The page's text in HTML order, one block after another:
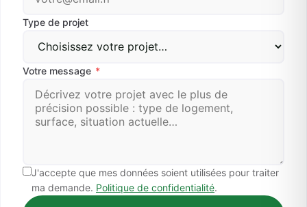
Type de projet
Votre message *
J'accepte que mes données soient utilisées pour traiter
ma demande. Politique de confidentialité.